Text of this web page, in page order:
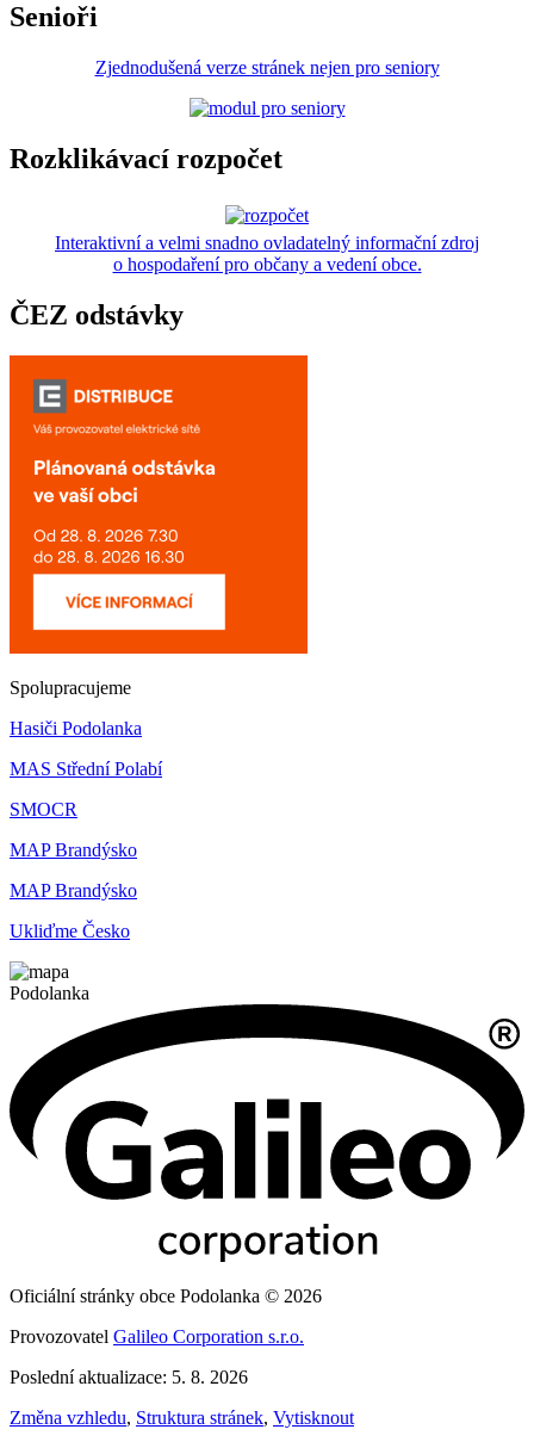
Senioři
Zjednodušená verze stránek nejen pro seniory
Rozklikávací rozpočet
Interaktivní a velmi snadno ovladatelný informační zdroj
o hospodaření pro občany a vedení obce.
ČEZ odstávky
Spolupracujeme
Hasiči Podolanka
MAS Střední Polabí
SMOCR
MAP Brandýsko
MAP Brandýsko
Ukliďme Česko
Podolanka
Oficiální stránky obce Podolanka © 2026
Provozovatel Galileo Corporation s.r.o.
Poslední aktualizace: 5. 8. 2026
Změna vzhledu, Struktura stránek, Vytisknout